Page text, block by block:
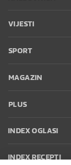
VIJESTI
SPORT
MAGAZIN
PLUS
INDEX OGLASI
INDEX RECEPTI